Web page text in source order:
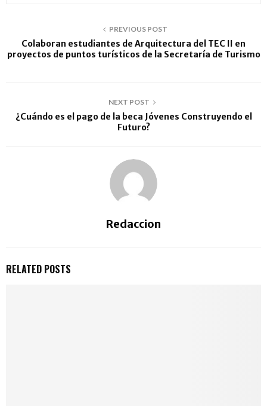
PREVIOUS POST
Colaboran estudiantes de Arquitectura del TEC II en
proyectos de puntos turísticos de la Secretaría de Turismo
NEXT POST
¿Cuándo es el pago de la beca Jóvenes Construyendo el
Futuro?
Redaccion
RELATED POSTS